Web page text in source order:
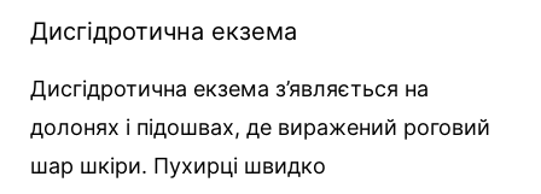
Дисгідротична екзема
Дисгідротична екзема з’являється на
долонях і підошвах, де виражений роговий
шар шкіри. Пухирці швидко